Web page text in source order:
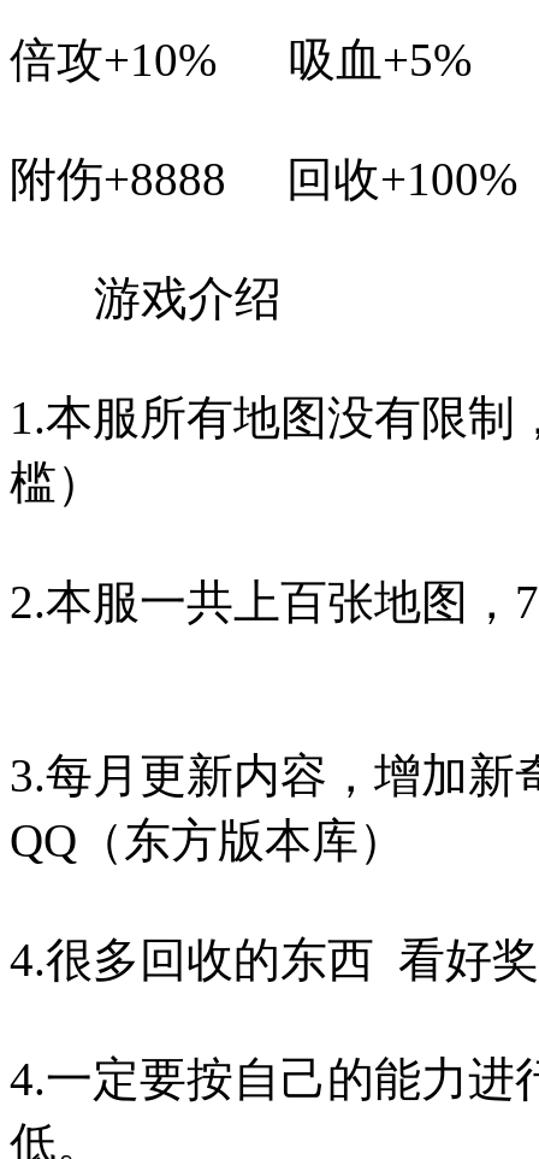
倍攻+10% 吸血
附伤+8888 回收
游
1.本服所有地图没有限
槛）
2.本服一共上百张地
3.每月更新内容，增加
QQ（东方版本库）
4.很多回收的
4.一定要按自己的能力进
低。